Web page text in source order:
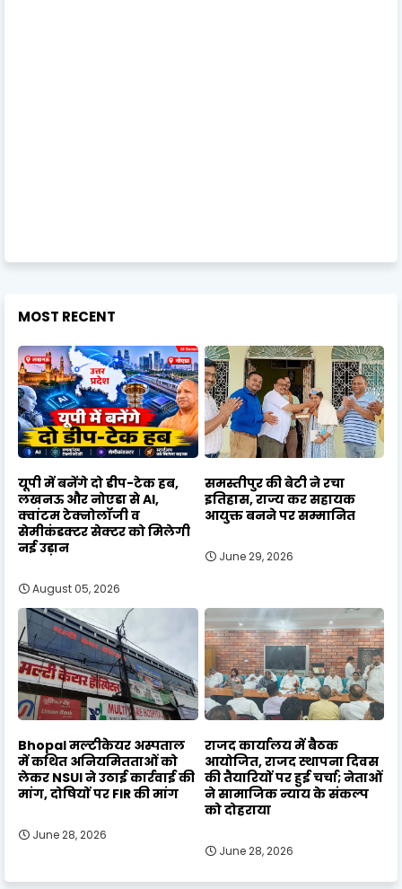
MOST RECENT
यूपी में बनेंगे दो डीप-टेक हब,
लखनऊ और नोएडा से AI,
क्वांटम टेक्नोलॉजी व
सेमीकंडक्टर सेक्टर को मिलेगी
नई उड़ान
August 05, 2026
समस्तीपुर की बेटी ने रचा
इतिहास, राज्य कर सहायक
आयुक्त बनने पर सम्मानित
June 29, 2026
Bhopal मल्टीकेयर अस्पताल
में कथित अनियमितताओं को
लेकर NSUI ने उठाई कार्रवाई की
मांग, दोषियों पर FIR की मांग
June 28, 2026
राजद कार्यालय में बैठक
आयोजित, राजद स्थापना दिवस
की तैयारियों पर हुई चर्चा; नेताओं
ने सामाजिक न्याय के संकल्प
को दोहराया
June 28, 2026